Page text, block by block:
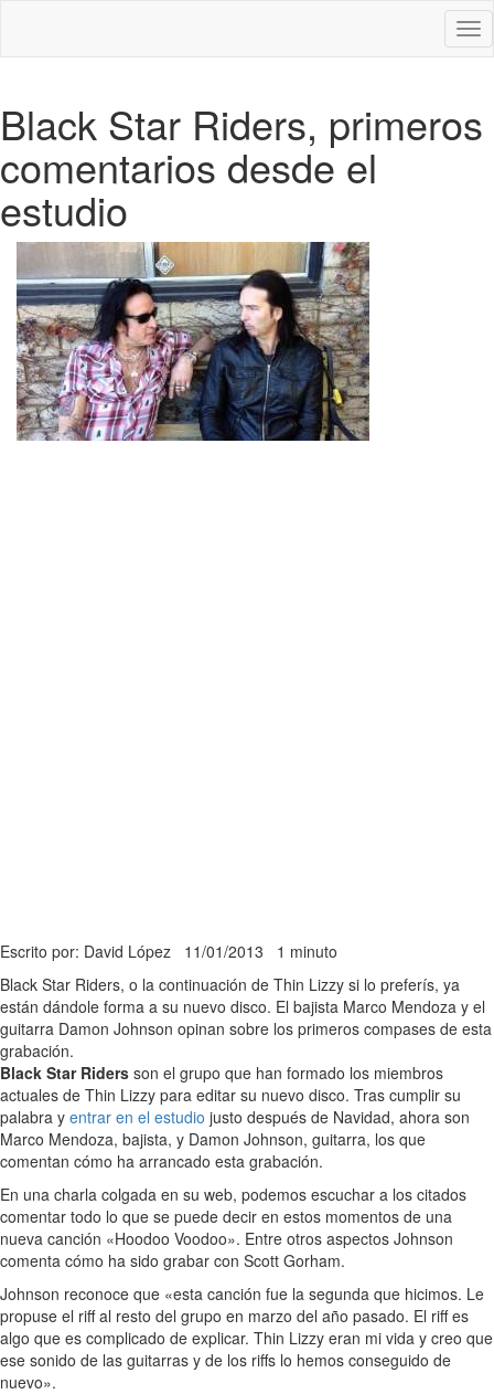
Black Star Riders, primeros
comentarios desde el
estudio
Escrito por: David López 11/01/2013 1 minuto
Black Star Riders, o la continuación de Thin Lizzy si lo preferís, ya
están dándole forma a su nuevo disco. El bajista Marco Mendoza y el
guitarra Damon Johnson opinan sobre los primeros compases de esta
grabación.
Black Star Riders son el grupo que han formado los miembros
actuales de Thin Lizzy para editar su nuevo disco. Tras cumplir su
palabra y entrar en el estudio justo después de Navidad, ahora son
Marco Mendoza, bajista, y Damon Johnson, guitarra, los que
comentan cómo ha arrancado esta grabación.
En una charla colgada en su web, podemos escuchar a los citados
comentar todo lo que se puede decir en estos momentos de una
nueva canción «Hoodoo Voodoo». Entre otros aspectos Johnson
comenta cómo ha sido grabar con Scott Gorham.
Johnson reconoce que «esta canción fue la segunda que hicimos. Le
propuse el riff al resto del grupo en marzo del año pasado. El riff es
algo que es complicado de explicar. Thin Lizzy eran mi vida y creo que
ese sonido de las guitarras y de los riffs lo hemos conseguido de
nuevo».